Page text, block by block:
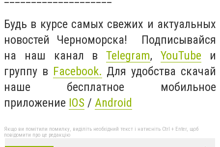
Будь в курсе самых свежих и актуальных
новостей Черноморска! Подписывайся
на наш канал вTelegram,YouTube и
группу в Facebook. Для удобства скачай
наше бесплатное мобильное
приложение IOS / Android
Якщо ви помітили помилку, виділіть необхідний текст і натисніть Ctrl + Enter, щоб
повідомити про це редакцію